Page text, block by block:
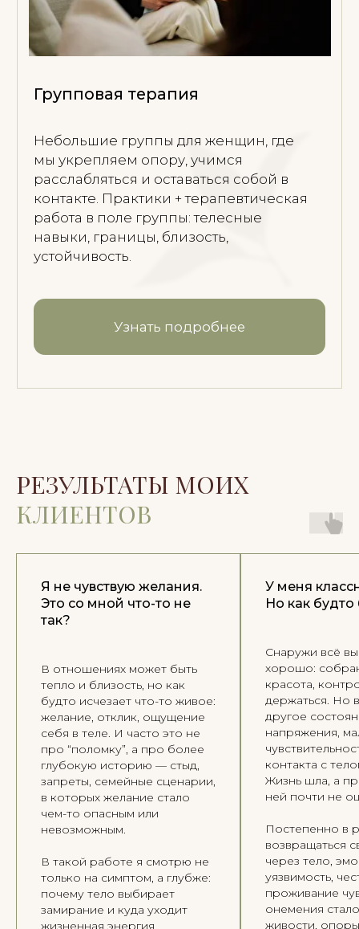
РЕЗУЛЬТАТЫ МОИХ
КЛИЕНТОВ
Я не чувствую желания.
Это со мной что-то не
так?
В отношениях может быть
тепло и близость, но как
будто исчезает что-то живое:
желание, отклик, ощущение
себя в теле. И часто это не
про “поломку”, а про более
глубокую историю — стыд,
запреты, семейные сценарии,
в которых желание стало
чем-то опасным или
невозможным.
В такой работе я смотрю не
только на симптом, а глубже:
почему тело выбирает
замирание и куда уходит
жизненная энергия.
У меня
Но как будто
Снаружи всё
хорошо:
красота,
держаться. Но
другое
напряжения,
контакта с
Жизнь шла, а
ней почти не
Постепенно в
возвращаться
через тело,
уязвимость,
проживание
онемения
живости,